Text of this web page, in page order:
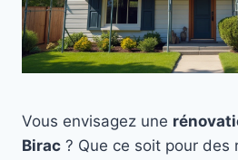
Vous envisagez une
Birac ? Que ce soit pour des